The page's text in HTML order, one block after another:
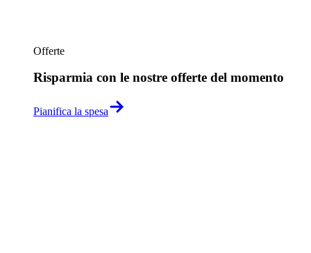
Offerte
Risparmia con le nostre offerte del momento
Pianifica la spesa